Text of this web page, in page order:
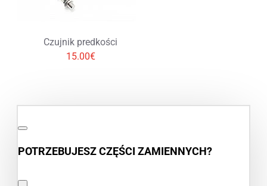
Czujnik predkości
15.00€
POTRZEBUJESZ CZĘŚCI ZAMIENNYCH?